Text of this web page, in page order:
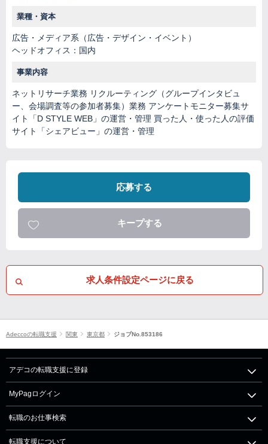
業種・資本
広告・メディア系（広告・デザイン・イベント）
ヘッドオフィス：国内
事業内容
ネットリサーチ業務 リクルーティング（グループインタビュ
ー、会場調査等の参加者募集）業務 アンケートモニター募集サ
イト「D STYLE WEB」の運営・管理 買った人・使った人の評価
サイト「シェアビュー」の運営・管理
応募する
キープする
求人条件設定ページに戻る
Adeccoの転職支援 関東 東京都 ジョブNo.853186
アデコの転職支援に登録
MyPagログイン
転職のお仕事検索
転職支援について